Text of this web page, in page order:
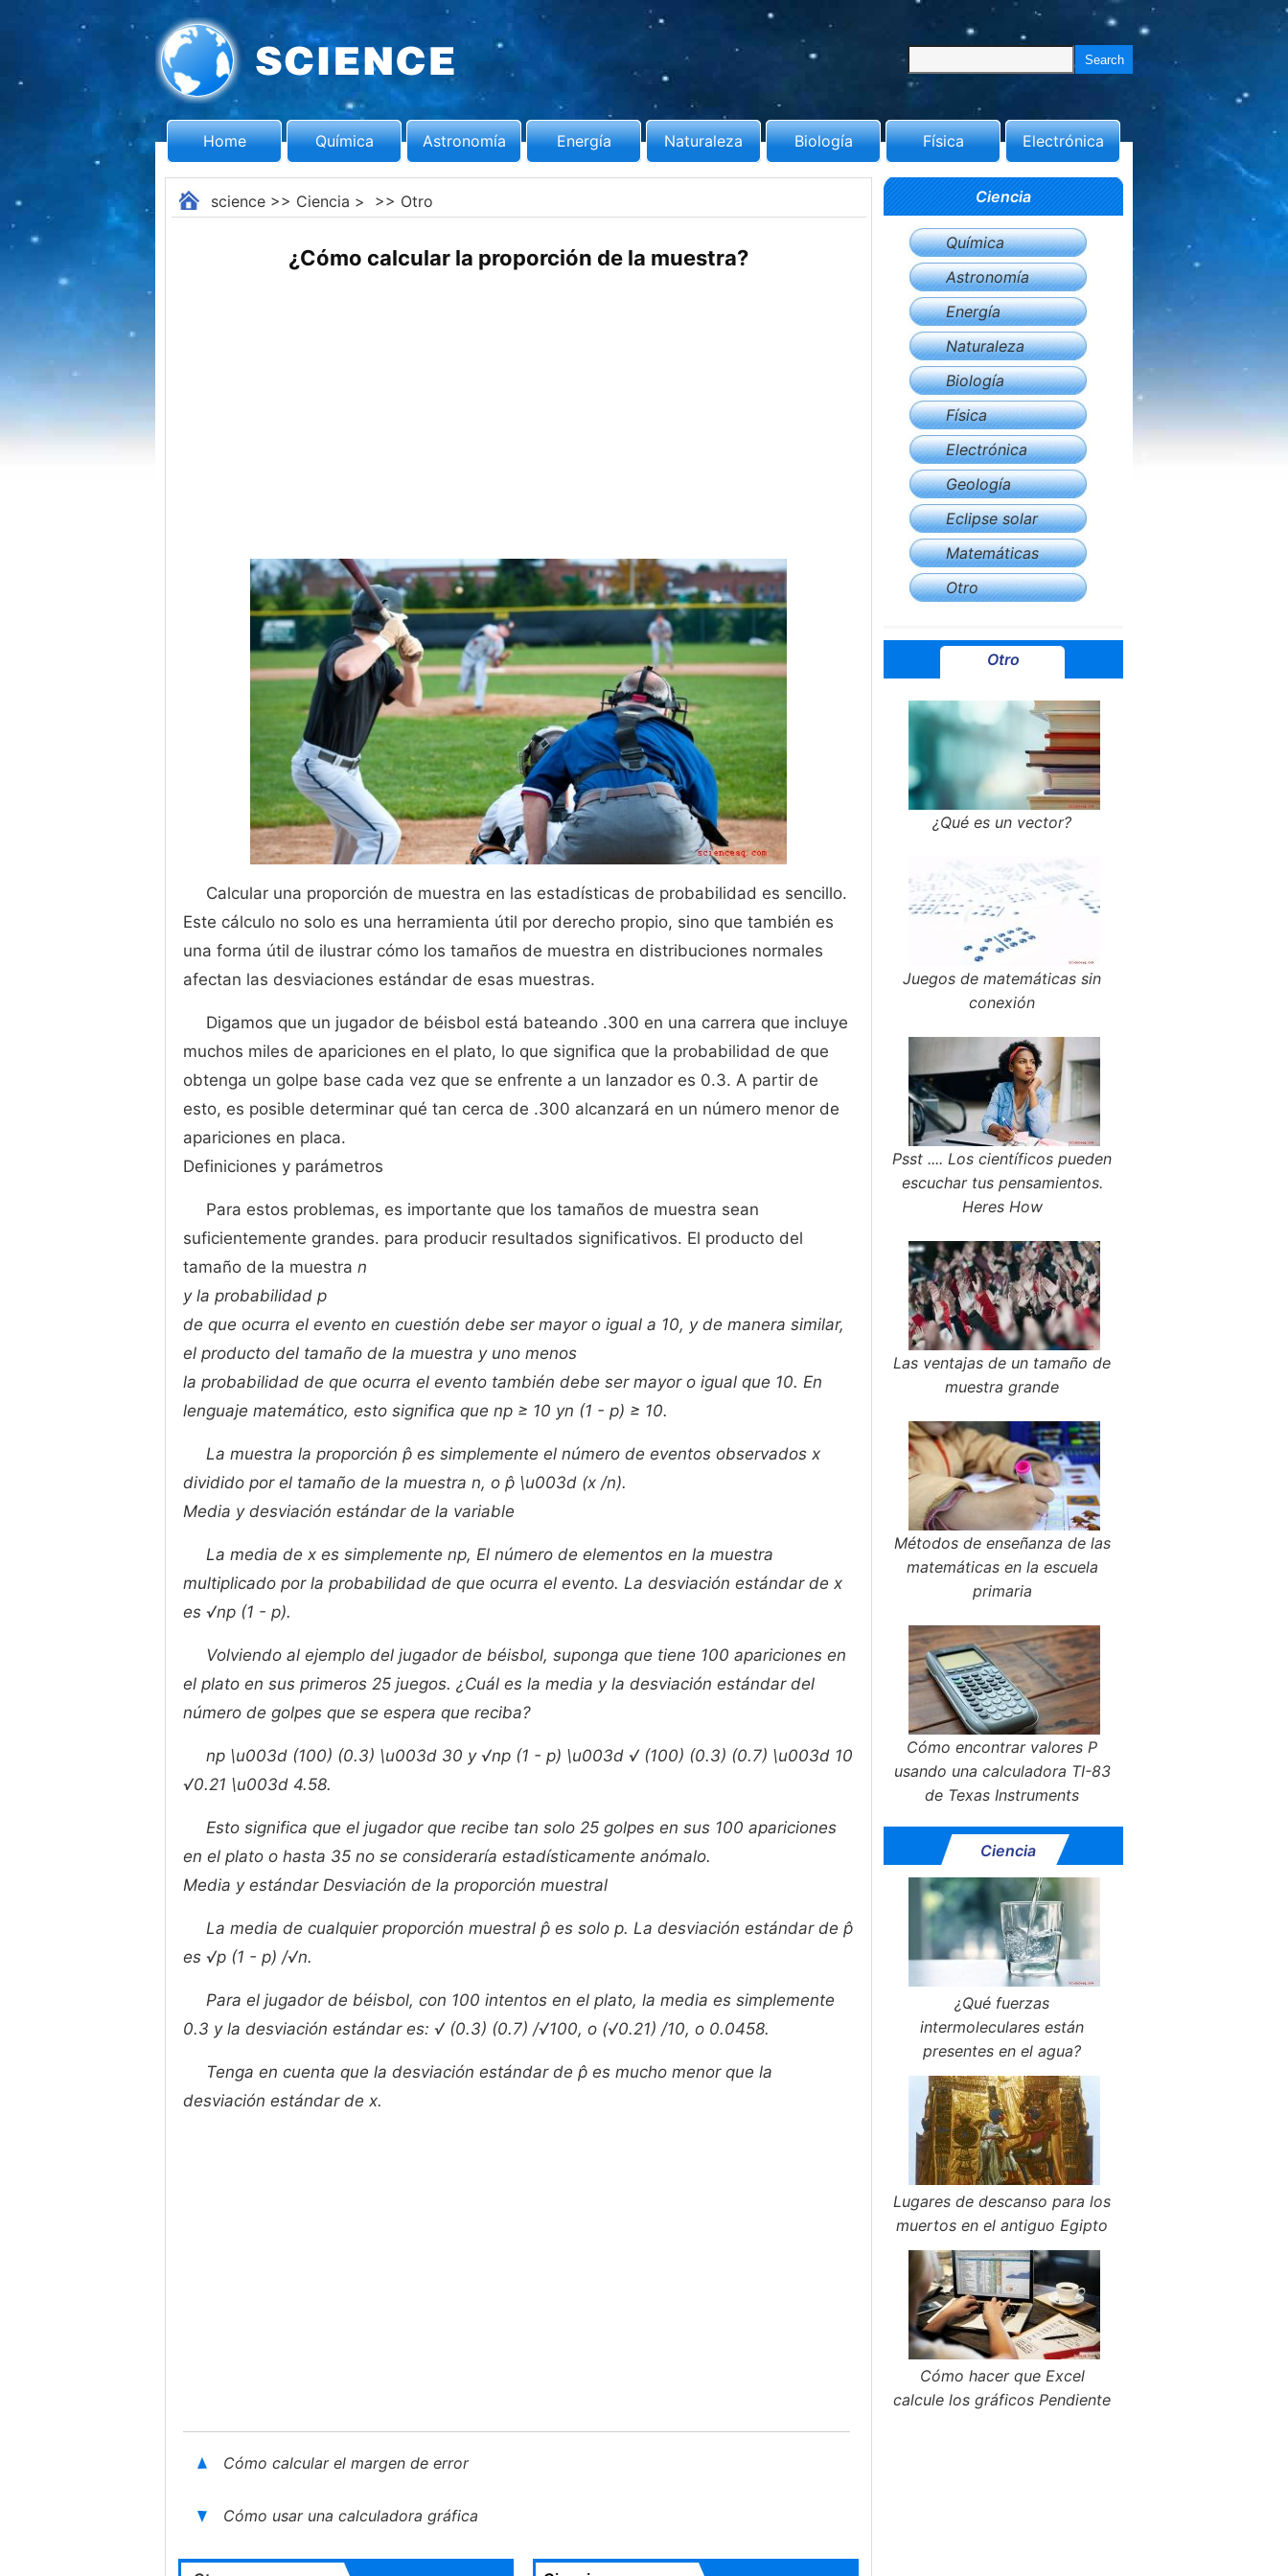
Home Química Astronomía Energía Naturaleza Biología Física Electrónica
science>> Ciencia > >> Otro
¿Cómo calcular la proporción de la muestra?
Calcular una proporción de muestra en las estadísticas de probabilidad es sencillo.
Este cálculo no solo es una herramienta útil por derecho propio, sino que también es
una forma útil de ilustrar cómo los tamaños de muestra en distribuciones normales
afectan las desviaciones estándar de esas muestras.
Digamos que un jugador de béisbol está bateando .300 en una carrera que incluye
muchos miles de apariciones en el plato, lo que significa que la probabilidad de que
obtenga un golpe base cada vez que se enfrente a un lanzador es 0.3. A partir de
esto, es posible determinar qué tan cerca de .300 alcanzará en un número menor de
apariciones en placa.
Definiciones y parámetros
Para estos problemas, es importante que los tamaños de muestra sean
suficientemente grandes. para producir resultados significativos. El producto del
tamaño de la muestra n
y la probabilidad p
de que ocurra el evento en cuestión debe ser mayor o igual a 10, y de manera similar,
el producto del tamaño de la muestra y uno menos
la probabilidad de que ocurra el evento también debe ser mayor o igual que 10. En
lenguaje matemático, esto significa que np ≥ 10 yn (1 - p) ≥ 10.
La muestra la proporción p̂ es simplemente el número de eventos observados x
dividido por el tamaño de la muestra n, o p̂ \u003d (x /n).
Media y desviación estándar de la variable
La media de x es simplemente np, El número de elementos en la muestra
multiplicado por la probabilidad de que ocurra el evento. La desviación estándar de x
es √np (1 - p).
Volviendo al ejemplo del jugador de béisbol, suponga que tiene 100 apariciones en
el plato en sus primeros 25 juegos. ¿Cuál es la media y la desviación estándar del
número de golpes que se espera que reciba?
np \u003d (100) (0.3) \u003d 30 y √np (1 - p) \u003d √ (100) (0.3) (0.7) \u003d 10
√0.21 \u003d 4.58.
Esto significa que el jugador que recibe tan solo 25 golpes en sus 100 apariciones
en el plato o hasta 35 no se consideraría estadísticamente anómalo.
Media y estándar Desviación de la proporción muestral
La media de cualquier proporción muestral p̂ es solo p. La desviación estándar de p̂
es √p (1 - p) /√n.
Para el jugador de béisbol, con 100 intentos en el plato, la media es simplemente
0.3 y la desviación estándar es: √ (0.3) (0.7) /√100, o (√0.21) /10, o 0.0458.
Tenga en cuenta que la desviación estándar de p̂ es mucho menor que la
desviación estándar de x.
Cómo calcular el margen de error
Cómo usar una calculadora gráfica
Ciencia
Química
Astronomía
Energía
Naturaleza
Biología
Física
Electrónica
Geología
Eclipse solar
Matemáticas
Otro
Otro
¿Qué es un vector?
Juegos de matemáticas sin
conexión
Psst .... Los científicos pueden
escuchar tus pensamientos.
Heres How
Las ventajas de un tamaño de
muestra grande
Métodos de enseñanza de las
matemáticas en la escuela
primaria
Cómo encontrar valores P
usando una calculadora TI-83
de Texas Instruments
Ciencia
¿Qué fuerzas
intermoleculares están
presentes en el agua?
Lugares de descanso para los
muertos en el antiguo Egipto
Cómo hacer que Excel
calcule los gráficos Pendiente